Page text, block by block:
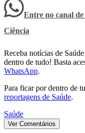
Entre no canal
Ciência
Receba notícias de
dentro de tudo! Basta
WhatsApp.
Para ficar por dentro de
reportagens de Saúde.
Saúde
Ver Comentários